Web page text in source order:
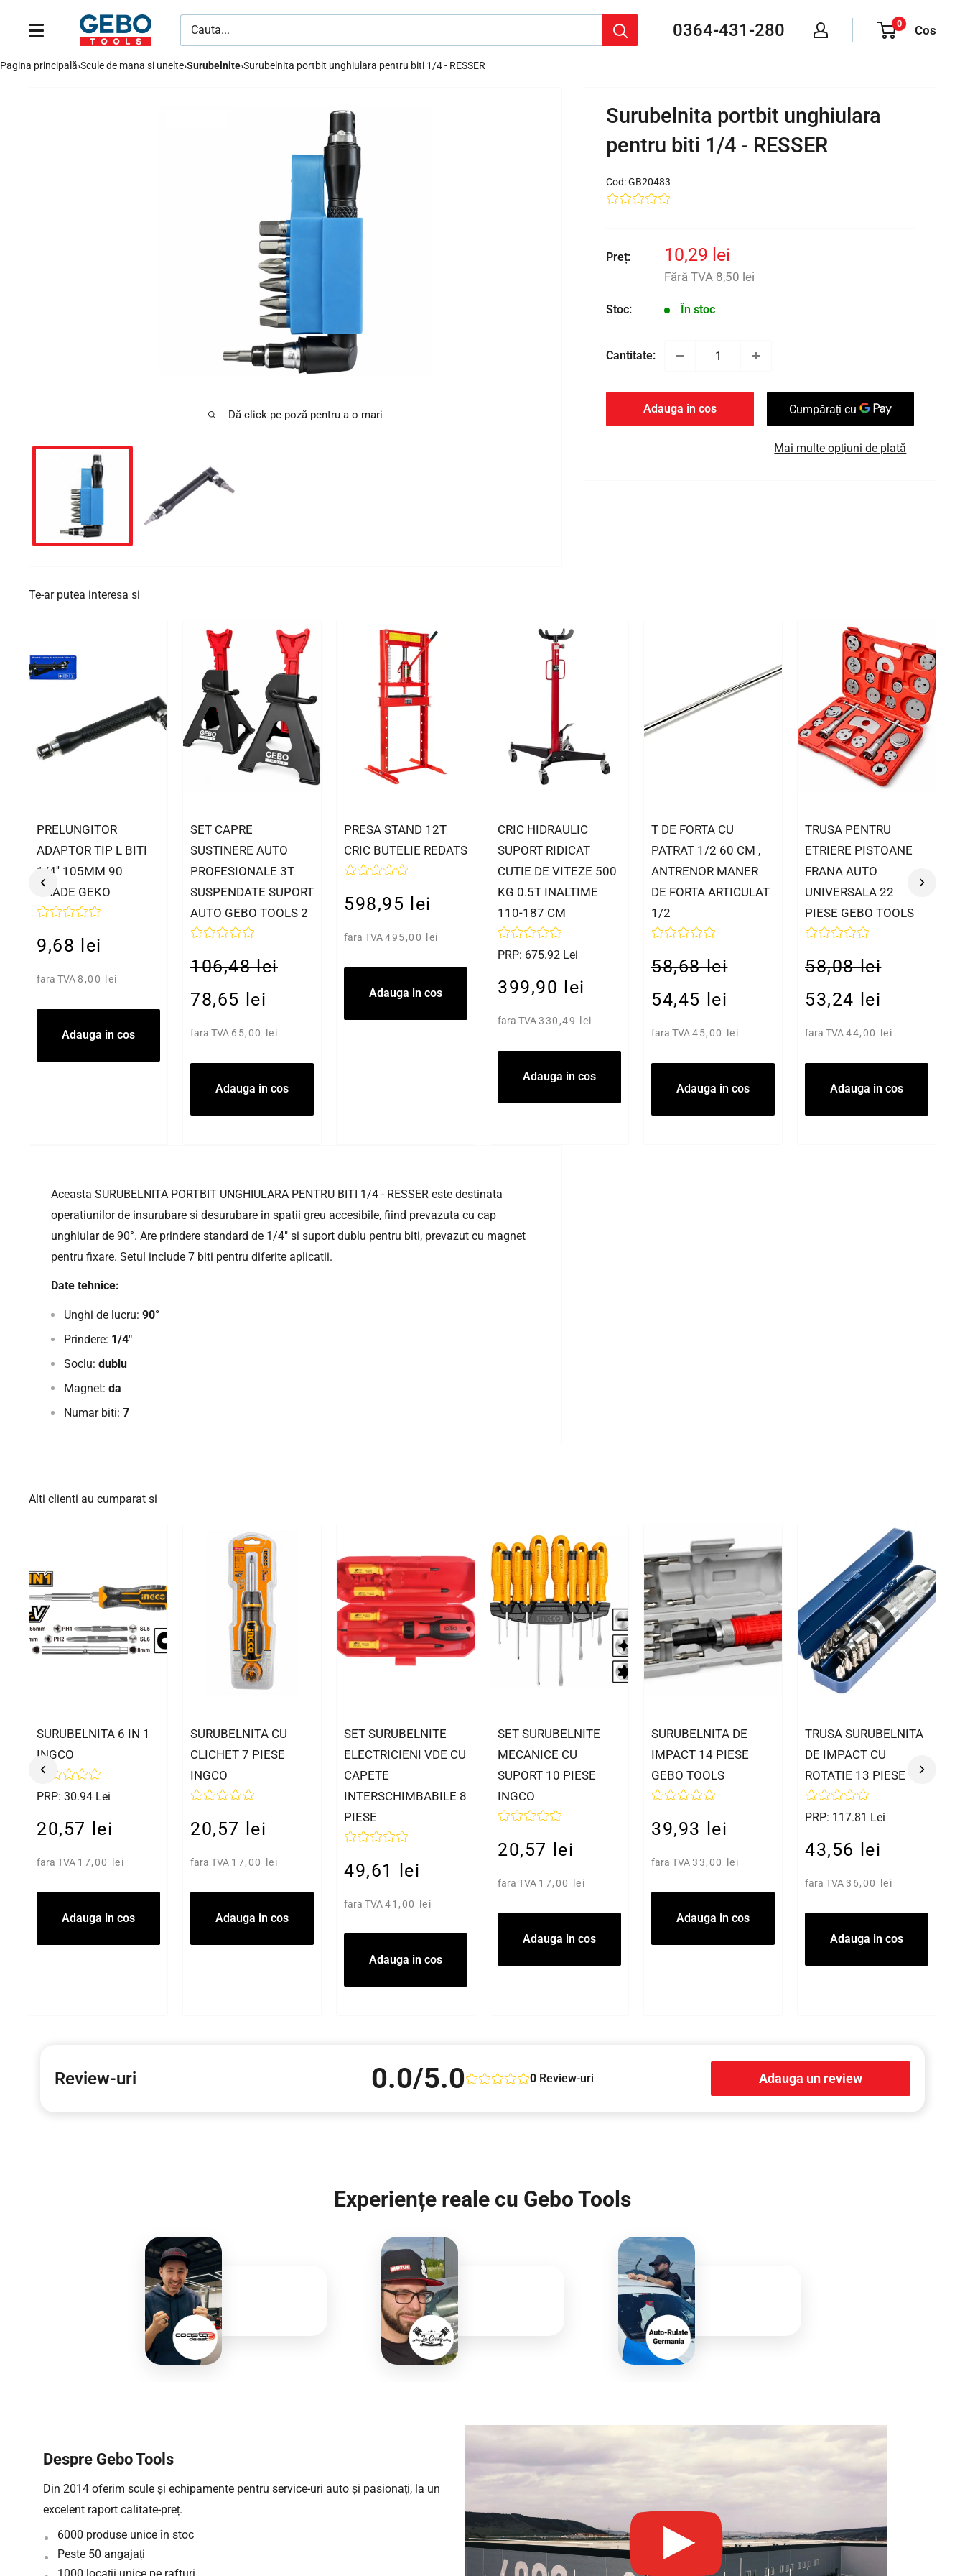
GeboTools.ro 0364-431-280 0 Cos
Pagina principală›Scule de mana si unelte›Surubelnite›Surubelnita portbit unghiulara pentru biti 1/4 - RESSER
Dă click pe poză pentru a o mari
Surubelnita portbit unghiulara
pentru biti 1/4 - RESSER
Cod:GB20483
Preț:
Preț
redus
10,29 lei
Fără TVA 8,50 lei
Stoc: În stoc
Cantitate:
Adauga in cos
Mai multe opțiuni de plată
Te-ar putea interesa si
PRELUNGITOR
ADAPTOR TIP L BITI
1/4'' 105MM 90
GRADE GEKO
9,68 lei
fara TVA 8,00 lei
Adauga in cos
SET CAPRE
SUSTINERE AUTO
PROFESIONALE 3T
SUSPENDATE SUPORT
AUTO GEBO TOOLS 2
106,48 lei
78,65 lei
fara TVA 65,00 lei
Adauga in cos
PRESA STAND 12T
CRIC BUTELIE REDATS
598,95 lei
fara TVA495,00 lei
Adauga in cos
CRIC HIDRAULIC
SUPORT RIDICAT
CUTIE DE VITEZE 500
KG 0.5T INALTIME
110-187 CM
PRP: 675.92 Lei
399,90 lei
fara TVA330,49 lei
Adauga in cos
T DE FORTA CU
PATRAT 1/2 60 CM ,
ANTRENOR MANER
DE FORTA ARTICULAT
1/2
58,68 lei
54,45 lei
fara TVA45,00 lei
Adauga in cos
TRUSA PENTRU
ETRIERE PISTOANE
FRANA AUTO
UNIVERSALA 22
PIESE GEBO TOOLS
58,08 lei
53,24 lei
fara TVA44,00 lei
Adauga in cos
Aceasta SURUBELNITA PORTBIT UNGHIULARA PENTRU BITI 1/4 - RESSER este destinata
operatiunilor de insurubare si desurubare in spatii greu accesibile, fiind prevazuta cu cap
unghiular de 90°. Are prindere standard de 1/4" si suport dublu pentru biti, prevazut cu magnet
pentru fixare. Setul include 7 biti pentru diferite aplicatii.
Date tehnice:
Unghi de lucru: 90°
Prindere: 1/4"
Soclu: dublu
Magnet: da
Numar biti: 7
Alti clienti au cumparat si
SURUBELNITA 6 IN 1
INGCO
PRP: 30.94 Lei
20,57 lei
fara TVA 17,00 lei
Adauga in cos
SURUBELNITA CU
CLICHET 7 PIESE
INGCO
20,57 lei
fara TVA 17,00 lei
Adauga in cos
SET SURUBELNITE
ELECTRICIENI VDE CU
CAPETE
INTERSCHIMBABILE 8
PIESE
49,61 lei
fara TVA41,00 lei
Adauga in cos
SET SURUBELNITE
MECANICE CU
SUPORT 10 PIESE
INGCO
20,57 lei
fara TVA 17,00 lei
Adauga in cos
SURUBELNITA DE
IMPACT 14 PIESE
GEBO TOOLS
39,93 lei
fara TVA33,00 lei
Adauga in cos
TRUSA SURUBELNITA
DE IMPACT CU
ROTATIE 13 PIESE
PRP: 117.81 Lei
43,56 lei
fara TVA36,00 lei
Adauga in cos
0.0/5.0 0 Review-uri Adauga un review
Experiențe reale cu Gebo Tools
Despre Gebo Tools
Din 2014 oferim scule și echipamente pentru service-uri auto și pasionați, la un
excelent raport calitate-preț.
6000 produse unice în stoc
Peste 50 angajați